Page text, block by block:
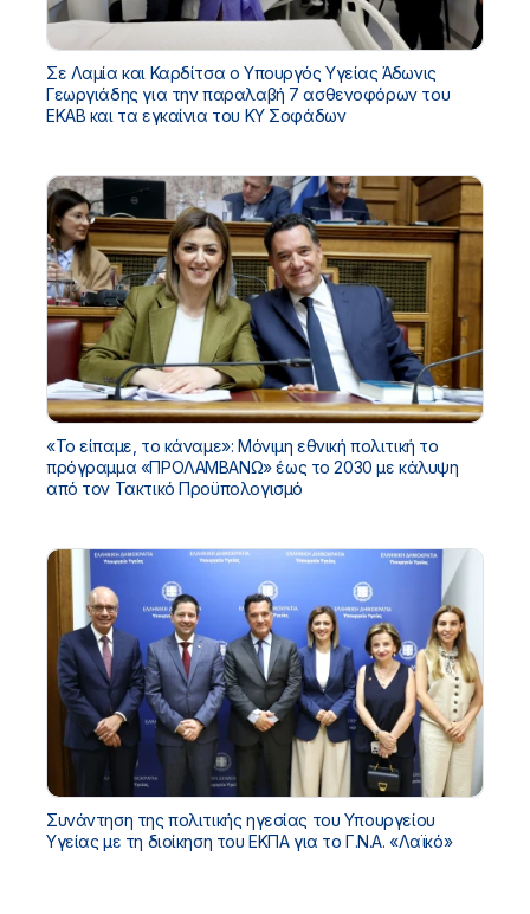
Σε Λαμία και Καρδίτσα ο Υπουργός Υγείας Άδωνις
Γεωργιάδης για την παραλαβή 7 ασθενοφόρων του
ΕΚΑΒ και τα εγκαίνια του ΚΥ Σοφάδων
«Το είπαμε, το κάναμε»: Μόνιμη εθνική πολιτική το
πρόγραμμα «ΠΡΟΛΑΜΒΑΝΩ» έως το 2030 με κάλυψη
από τον Τακτικό Προϋπολογισμό
Συνάντηση της πολιτικής ηγεσίας του Υπουργείου
Υγείας με τη διοίκηση του ΕΚΠΑ για το Γ.Ν.Α. «Λαϊκό»